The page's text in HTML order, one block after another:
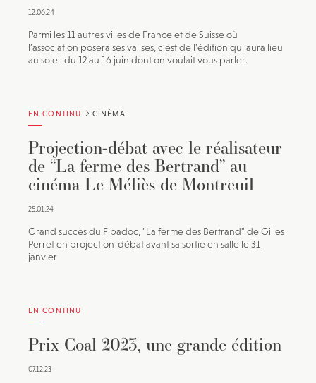
12.06.24
Parmi les 11 autres villes de France et de Suisse où
l’association posera ses valises, c’est de l’édition qui aura lieu
au soleil du 12 au 16 juin dont on voulait vous parler.
EN CONTINU CINÉMA
Projection-débat avec le réalisateur
de “La ferme des Bertrand” au
cinéma Le Méliès de Montreuil
25.01.24
Grand succès du Fipadoc, "La ferme des Bertrand" de Gilles
Perret en projection-débat avant sa sortie en salle le 31
janvier
EN CONTINU
Prix Coal 2023, une grande édition
07.12.23